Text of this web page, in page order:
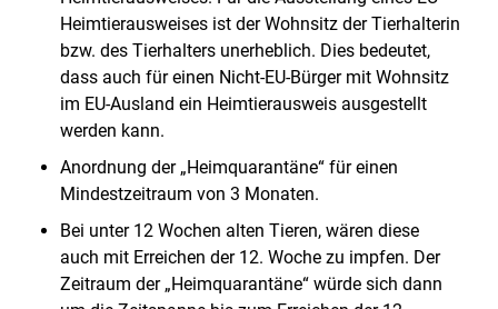
Heimtierausweises ist der Wohnsitz der Tierhalterin
bzw. des Tierhalters unerheblich. Dies bedeutet,
dass auch für einen Nicht-EU-Bürger mit Wohnsitz
im EU-Ausland ein Heimtierausweis ausgestellt
werden kann.
Anordnung der „Heimquarantäne“ für einen
Mindestzeitraum von 3 Monaten.
Bei unter 12 Wochen alten Tieren, wären diese
auch mit Erreichen der 12. Woche zu impfen. Der
Zeitraum der „Heimquarantäne“ würde sich dann